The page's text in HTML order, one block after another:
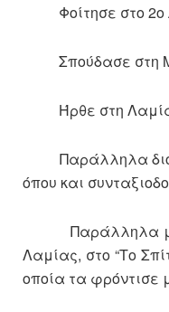
Φοίτησε στο 2ο
Σπούδασε στη
Ήρθε στη Λαμία
Παράλληλα
όπου και
Παράλληλα με
Λαμίας, στο “Το
οποία τα φρόντισε